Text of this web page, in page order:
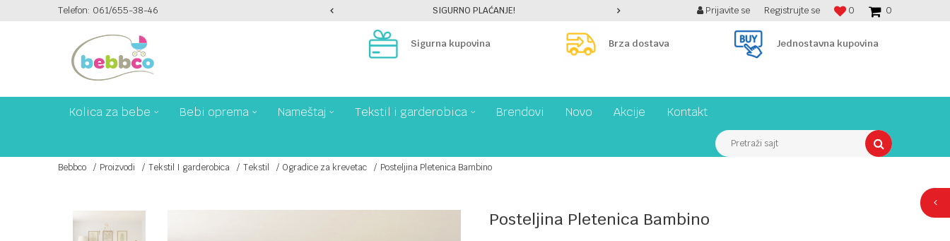
Telefon: 061/655-38-46PLAĆANJE PLATNIM KARTICAMA NA 6 RATA! SIGURNO PLAĆANJE! BESPLATNA ISPORUKA PREKO 7900 din! 0
0
Prijavite se Registrujte se
Sigurna kupovina Brza dostava Jednostavna kupovina
Kolica za bebe Bebi oprema Nameštaj Tekstil i garderobica Brendovi Novo Akcije Kontakt
Pretraži sajt
Bebbco Proizvodi Tekstil I garderobica Tekstil Ogradice za krevetac Posteljina Pletenica Bambino
Posteljina Pletenica Bambino